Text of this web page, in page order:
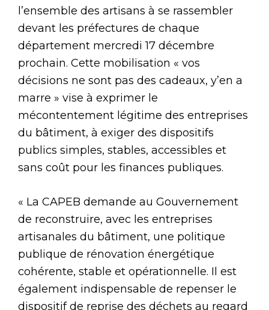
l’ensemble des artisans à se rassembler
devant les préfectures de chaque
département mercredi 17 décembre
prochain. Cette mobilisation « vos
décisions ne sont pas des cadeaux, y’en a
marre » vise à exprimer le
mécontentement légitime des entreprises
du bâtiment, à exiger des dispositifs
publics simples, stables, accessibles et
sans coût pour les finances publiques.
« La CAPEB demande au Gouvernement
de reconstruire, avec les entreprises
artisanales du bâtiment, une politique
publique de rénovation énergétique
cohérente, stable et opérationnelle. Il est
également indispensable de repenser le
dispositif de reprise des déchets au regard